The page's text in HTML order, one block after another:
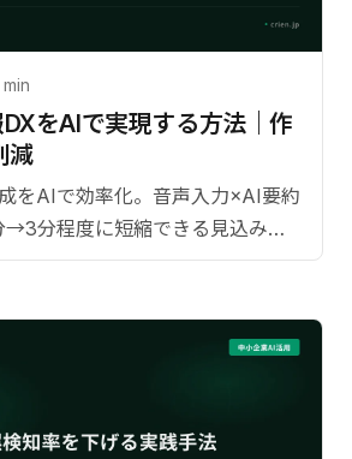
をAIで実現する方法｜作
減
をAIで効率化。音声入力×AI要約
→3分程度に短縮できる見込み
ステップを技術顧問の視点から解